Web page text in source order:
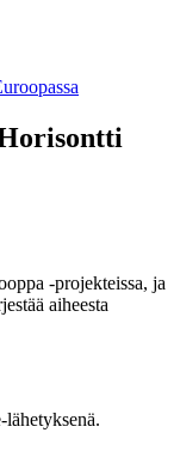
-projekteissa, ja
aiheesta
lähetyksenä.